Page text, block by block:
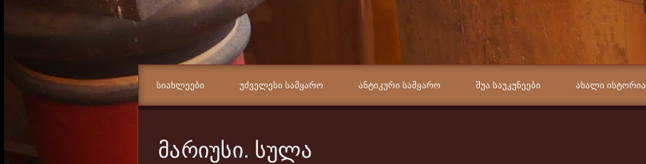
ᲡᲘᲐᲮᲚᲔᲔᲑᲘ ᲣᲫᲕᲔᲚᲔᲡᲘ ᲡᲐᲛᲧᲐᲠᲝ ᲐᲜᲢᲘᲙᲣᲠᲘ ᲡᲐᲛᲧᲐᲠᲝ ᲨᲣᲐ ᲡᲐᲣᲙᲣᲜᲔᲔᲑᲘ ᲐᲮᲐᲚᲘ ᲘᲡᲢᲝᲠᲘᲐ
მარიუსი. სულა